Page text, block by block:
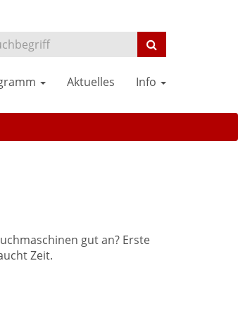
Aktuelles Info
gut an? Erste
Zeit.